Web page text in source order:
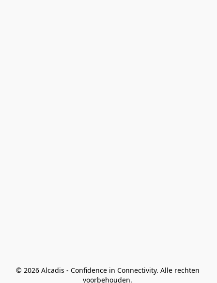
© 2026 Alcadis - Confidence in Connectivity. Alle rechten
voorbehouden.